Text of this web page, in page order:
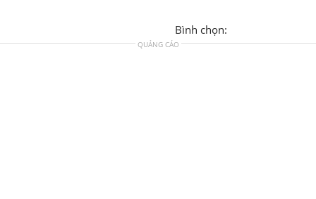
Bình chọn:
QUẢNG CÁO